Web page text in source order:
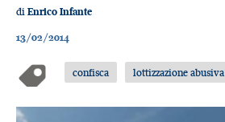
di Enrico Infante
13/02/2014
confisca lottizzazione abusiva